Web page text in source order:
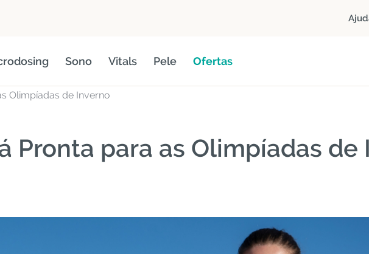
Sono Vitals Pele Ofertas
Olimpíadas de Inverno
Pronta para as Olimpíadas de